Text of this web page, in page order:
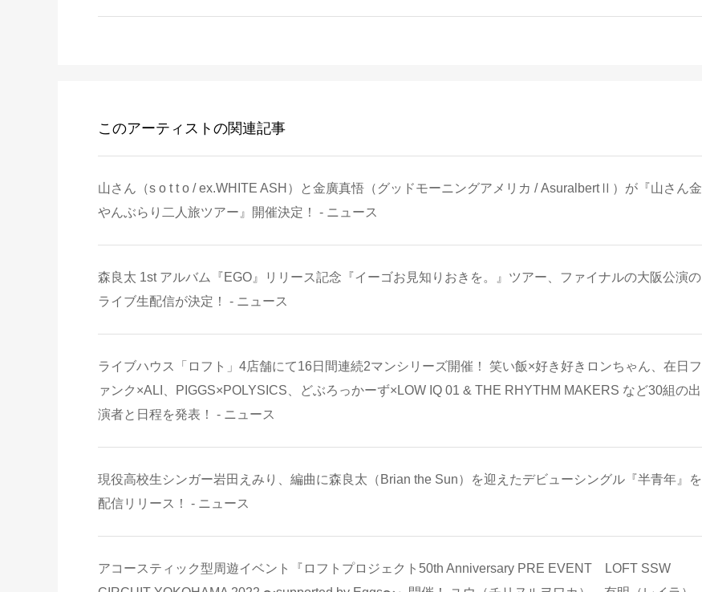
このアーティストの関連記事
山さん（s o t t o / ex.WHITE ASH）と金廣真悟（グッドモーニングアメリカ / AsuralbertⅡ）が『山さん金
やんぶらり二人旅ツアー』開催決定！ - ニュース
森良太 1st アルバム『EGO』リリース記念『イーゴお見知りおきを。』ツアー、ファイナルの大阪公演の
ライブ生配信が決定！ - ニュース
ライブハウス「ロフト」4店舗にて16日間連続2マンシリーズ開催！ 笑い飯×好き好きロンちゃん、在日フ
ァンク×ALI、PIGGS×POLYSICS、どぶろっかーず×LOW IQ 01 & THE RHYTHM MAKERS など30組の出
演者と日程を発表！ - ニュース
現役高校生シンガー岩田えみり、編曲に森良太（Brian the Sun）を迎えたデビューシングル『半青年』を
配信リリース！ - ニュース
アコースティック型周遊イベント『ロフトプロジェクト50th Anniversary PRE EVENT LOFT SSW